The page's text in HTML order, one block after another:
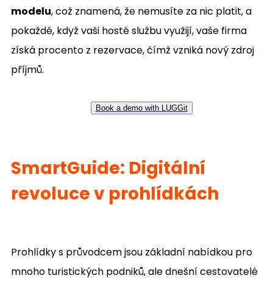
modelu, což znamená, že nemusíte za nic platit, a
pokaždé, když vaši hosté službu využijí, vaše firma
získá procento z rezervace, čímž vzniká nový zdroj
příjmů.
Book a demo with LUGGit
SmartGuide: Digitální
revoluce v prohlídkách
Prohlídky s průvodcem jsou základní nabídkou pro
mnoho turistických podniků, ale dnešní cestovatelé